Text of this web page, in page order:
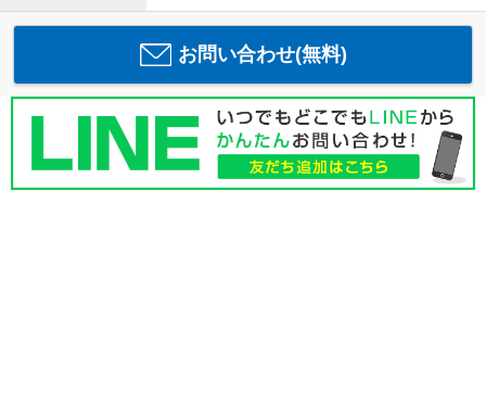
お問い合わせ(無料)